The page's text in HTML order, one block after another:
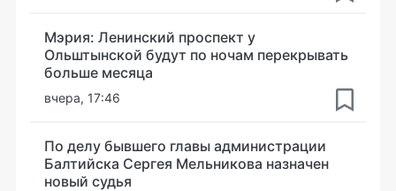
Мэрия: Ленинский проспект у
Ольштынской будут по ночам перекрывать
больше месяца
вчера, 17:46
По делу бывшего главы администрации
Балтийска Сергея Мельникова назначен
новый судья